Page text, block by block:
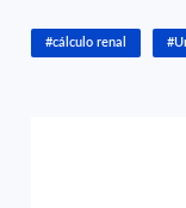
#cálculo renal